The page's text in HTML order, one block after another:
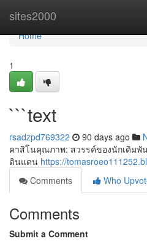
sites2000
Home
Home
1
```text
rsadzpd769322 90 days ago
คาสิโนคุณภาพ: สวรรค์ของนักเดิมพั
ดินแดน https://
Comments
Who
Comments
Submit a Comment